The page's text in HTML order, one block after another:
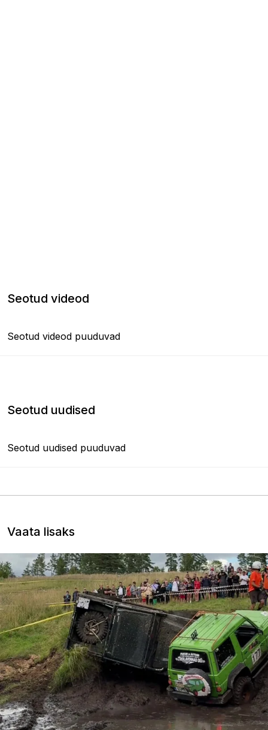
Seotud videod
Seotud videod puuduvad
Seotud uudised
Seotud uudised puuduvad
Vaata lisaks